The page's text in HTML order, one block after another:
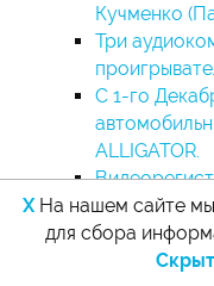
Кучменко
Три
С 1-го
ALLIGATOR.
Prology VX-
Новые
адаптеры в
XНа нашем сайте мы
для сбора